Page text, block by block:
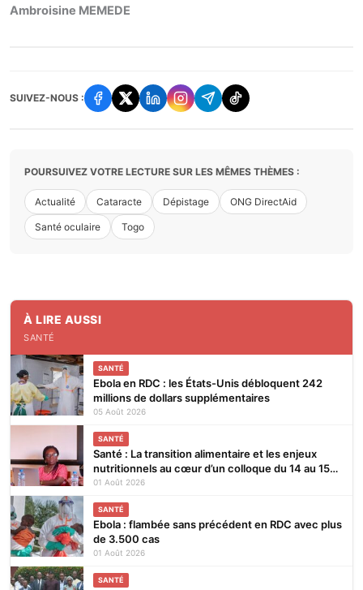
Ambroisine MEMEDE
SUIVEZ-NOUS :
POURSUIVEZ VOTRE LECTURE SUR LES MÊMES THÈMES :
Actualité Cataracte Dépistage ONG DirectAid
Santé oculaire Togo
À LIRE AUSSI
SANTÉ
SANTÉ
Ebola en RDC : les États-Unis débloquent 242
millions de dollars supplémentaires
05 Août 2026
SANTÉ
Santé : La transition alimentaire et les enjeux
nutritionnels au cœur d’un colloque du 14 au 15
août 2026 à Lomé
01 Août 2026
SANTÉ
Ebola : flambée sans précédent en RDC avec plus
de 3.500 cas
01 Août 2026
SANTÉ